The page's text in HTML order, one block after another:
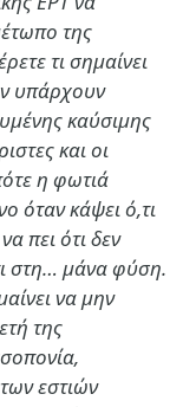
της
τι σημαίνει
υπάρχουν
καύσιμης
και οι
η φωτιά
όταν κάψει ό,τι
πει ότι δεν
στη… μάνα φύση.
να μην
της
εστιών